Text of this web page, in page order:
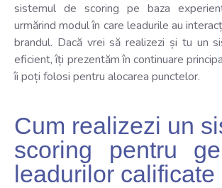
sistemul de scoring pe baza
urmărind modul în care leadurile au
brandul. Dacă vrei să realizezi și tu un
eficient, îți prezentăm în continuare
îi poți folosi pentru alocarea punctelor.
Cum realizezi un
scoring pentru
leadurilor calificate